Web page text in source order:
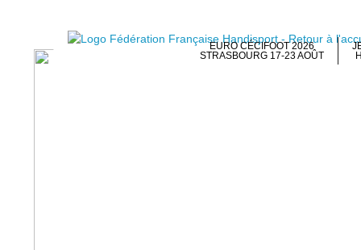
EURO CÉCIFOOT 2026
STRASBOURG 17-23 AOÛT